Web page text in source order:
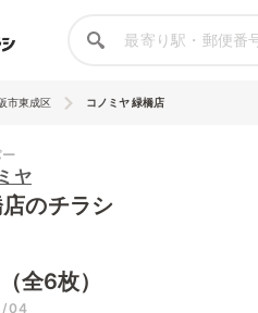
市東成区 コノミヤ 緑橋店
ヤ
のチラシ
全6枚）
04